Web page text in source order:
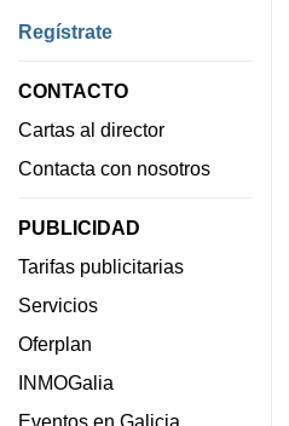
Regístrate
CONTACTO
Cartas al director
Contacta con nosotros
PUBLICIDAD
Tarifas publicitarias
Servicios
Oferplan
INMOGalia
Eventos en Galicia